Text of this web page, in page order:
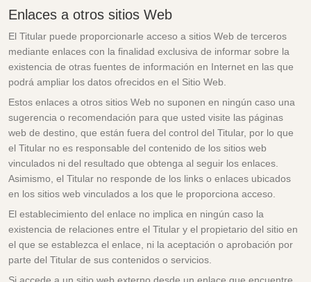
Enlaces a otros sitios Web
El Titular puede proporcionarle acceso a sitios Web de terceros
mediante enlaces con la finalidad exclusiva de informar sobre la
existencia de otras fuentes de información en Internet en las que
podrá ampliar los datos ofrecidos en el Sitio Web.
Estos enlaces a otros sitios Web no suponen en ningún caso una
sugerencia o recomendación para que usted visite las páginas
web de destino, que están fuera del control del Titular, por lo que
el Titular no es responsable del contenido de los sitios web
vinculados ni del resultado que obtenga al seguir los enlaces.
Asimismo, el Titular no responde de los links o enlaces ubicados
en los sitios web vinculados a los que le proporciona acceso.
El establecimiento del enlace no implica en ningún caso la
existencia de relaciones entre el Titular y el propietario del sitio en
el que se establezca el enlace, ni la aceptación o aprobación por
parte del Titular de sus contenidos o servicios.